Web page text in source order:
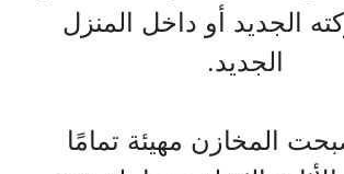
الجديد أو داخل المنزل
الجديد.
المخازن مهيئة تمامًا